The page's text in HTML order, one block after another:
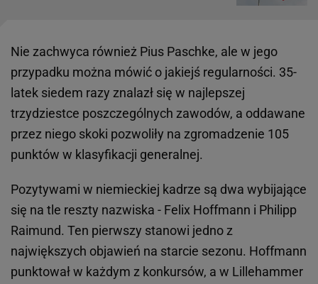
Nie zachwyca również Pius Paschke, ale w jego
przypadku można mówić o jakiejś regularności. 35-
latek siedem razy znalazł się w najlepszej
trzydziestce poszczególnych zawodów, a oddawane
przez niego skoki pozwoliły na zgromadzenie 105
punktów w klasyfikacji generalnej.
Pozytywami w niemieckiej kadrze są dwa wybijające
się na tle reszty nazwiska - Felix Hoffmann i Philipp
Raimund. Ten pierwszy stanowi jedno z
największych objawień na starcie sezonu. Hoffmann
punktował w każdym z konkursów, a w Lillehammer